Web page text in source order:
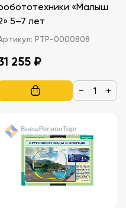
«Малыш
5–7 лет
РТР-0000808
255 ₽
− +